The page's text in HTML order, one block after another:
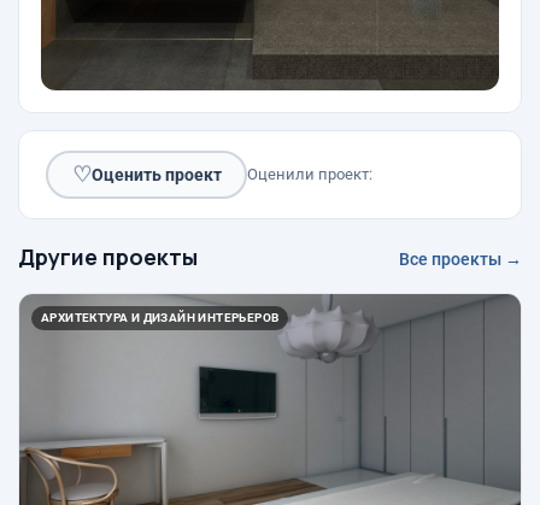
♡Оценить проект Оценили проект:
Другие проекты Все проекты →
АРХИТЕКТУРА И ДИЗАЙН ИНТЕРЬЕРОВ